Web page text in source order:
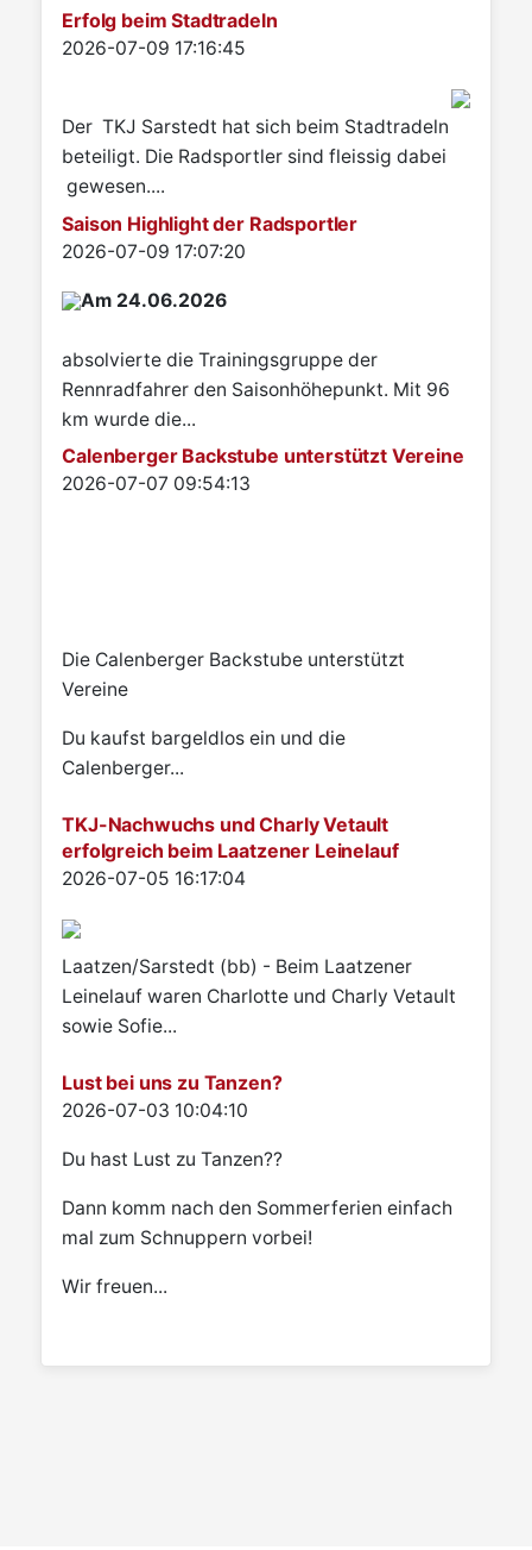
Erfolg beim Stadtradeln
Details
2026-07-09 17:16:45
Der TKJ Sarstedt hat sich beim Stadtradeln
beteiligt. Die Radsportler sind fleissig dabei
gewesen....
Saison Highlight der Radsportler
Details
2026-07-09 17:07:20
Am 24.06.2026
absolvierte die Trainingsgruppe der
Rennradfahrer den Saisonhöhepunkt. Mit 96
km wurde die...
Calenberger Backstube unterstützt Vereine
Details
2026-07-07 09:54:13
Die Calenberger Backstube unterstützt
Vereine
Du kaufst bargeldlos ein und die
Calenberger...
TKJ-Nachwuchs und Charly Vetault
erfolgreich beim Laatzener Leinelauf
Details
2026-07-05 16:17:04
Laatzen/Sarstedt (bb) - Beim Laatzener
Leinelauf waren Charlotte und Charly Vetault
sowie Sofie...
Lust bei uns zu Tanzen?
Details
2026-07-03 10:04:10
Du hast Lust zu Tanzen??
Dann komm nach den Sommerferien einfach
mal zum Schnuppern vorbei!
Wir freuen...